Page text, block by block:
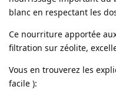
blanc en respectant les
Ce nourriture apportée
filtration sur zéolite,
Vous en trouverez les
facile ):